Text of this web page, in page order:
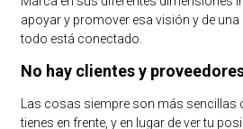
apoyar y promover esa visión y de una
todo está conectado.
No hay clientes y
Las cosas siempre son más sencillas
tienes en frente, y en lugar de ver tu